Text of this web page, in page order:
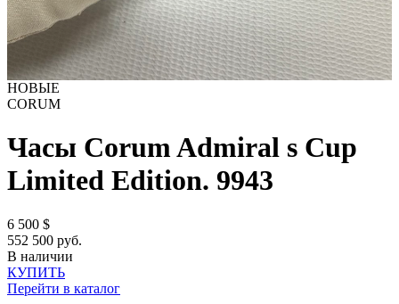
НОВЫЕ
CORUM
Часы Corum Admiral s Cup
Limited Edition. 9943
6 500 $
552 500 руб.
В наличии
КУПИТЬ
Перейти в каталог